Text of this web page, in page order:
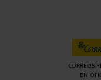
CORREOS
EN